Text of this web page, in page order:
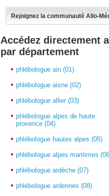
Rejoignez la communauté Allo-
Accédez directement
par département
phlébologue ain (01)
phlébologue aisne (02)
phlébologue allier (03)
phlébologue alpes de haute
provence (04)
phlébologue hautes alpes (05)
phlébologue alpes maritimes
phlébologue ardèche (07)
phlébologue ardennes (08)